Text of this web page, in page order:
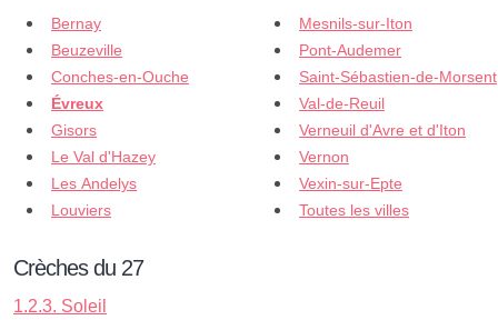
Bernay
Beuzeville
Conches-en-Ouche
Évreux
Gisors
Le Val d'Hazey
Les Andelys
Louviers
Mesnils-sur-Iton
Pont-Audemer
Saint-Sébastien-de-Morsent
Val-de-Reuil
Verneuil d'Avre et d'Iton
Vernon
Vexin-sur-Epte
Toutes les villes
Crèches du 27
1.2.3. Soleil